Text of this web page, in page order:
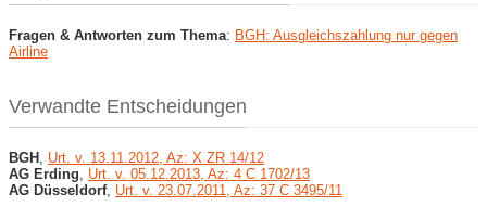
Fragen & Antworten zum Thema: BGH: Ausgleichszahlung nur gegen
Airline
Verwandte Entscheidungen
BGH Urt. v. 13.11.2012, Az: X ZR 14/12
AG Erding
Urt. v. 05.12.2013, Az: 4 C 1702/13
AG Düsseldorf, Urt. v. 23.07.2011, Az: 37 C 3495/11